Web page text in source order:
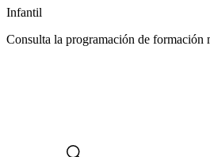
Infantil
Consulta la programación de formación